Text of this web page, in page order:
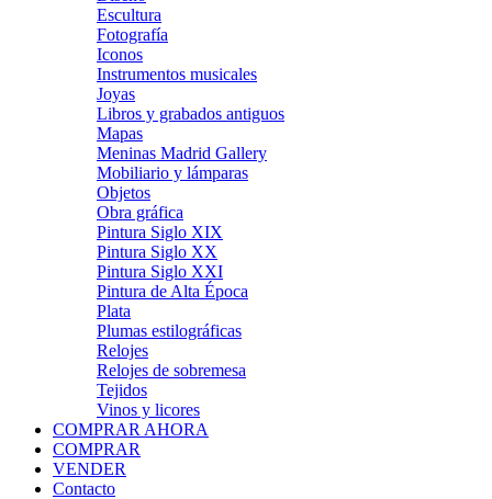
Escultura
Fotografía
Iconos
Instrumentos musicales
Joyas
Libros y grabados antiguos
Mapas
Meninas Madrid Gallery
Mobiliario y lámparas
Objetos
Obra gráfica
Pintura Siglo XIX
Pintura Siglo XX
Pintura Siglo XXI
Pintura de Alta Época
Plata
Plumas estilográficas
Relojes
Relojes de sobremesa
Tejidos
Vinos y licores
COMPRAR AHORA
COMPRAR
VENDER
Contacto